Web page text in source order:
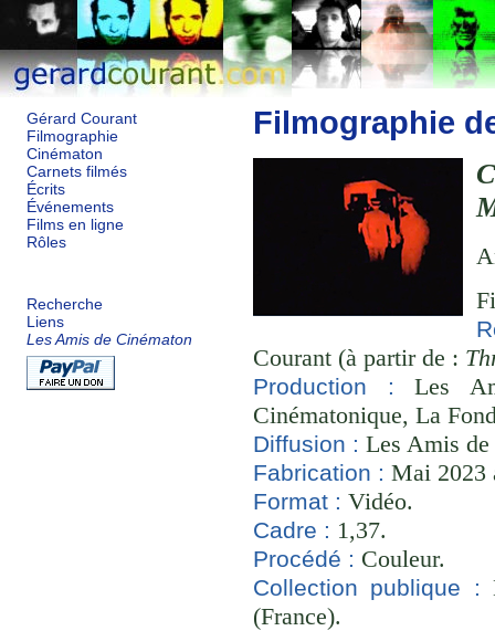
Gérard Courant
Filmographie
Cinématon
Carnets filmés
Écrits
Événements
Films en ligne
Rôles
Recherche
Liens
Les Amis de Cinématon
Filmographie
Courant (à partir de :
Production :
Les
Cinématonique, La
Diffusion : Les Amis
Fabrication : Mai 2023
Format : Vidéo.
Cadre : 1,37.
Procédé : Couleur.
Collection publique :
(France).